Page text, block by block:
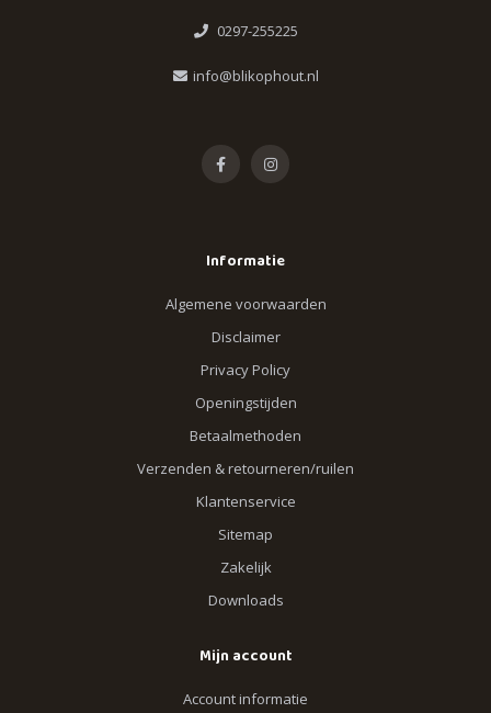
0297-255225
info@blikophout.nl
Informatie
Algemene voorwaarden
Disclaimer
Privacy Policy
Openingstijden
Betaalmethoden
Verzenden & retourneren/ruilen
Klantenservice
Sitemap
Zakelijk
Downloads
Mijn account
Account informatie